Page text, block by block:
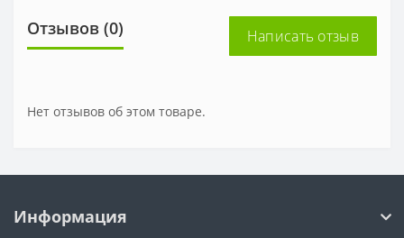
Отзывов (0) Написать отзыв
Нет отзывов об этом товаре.
Информация